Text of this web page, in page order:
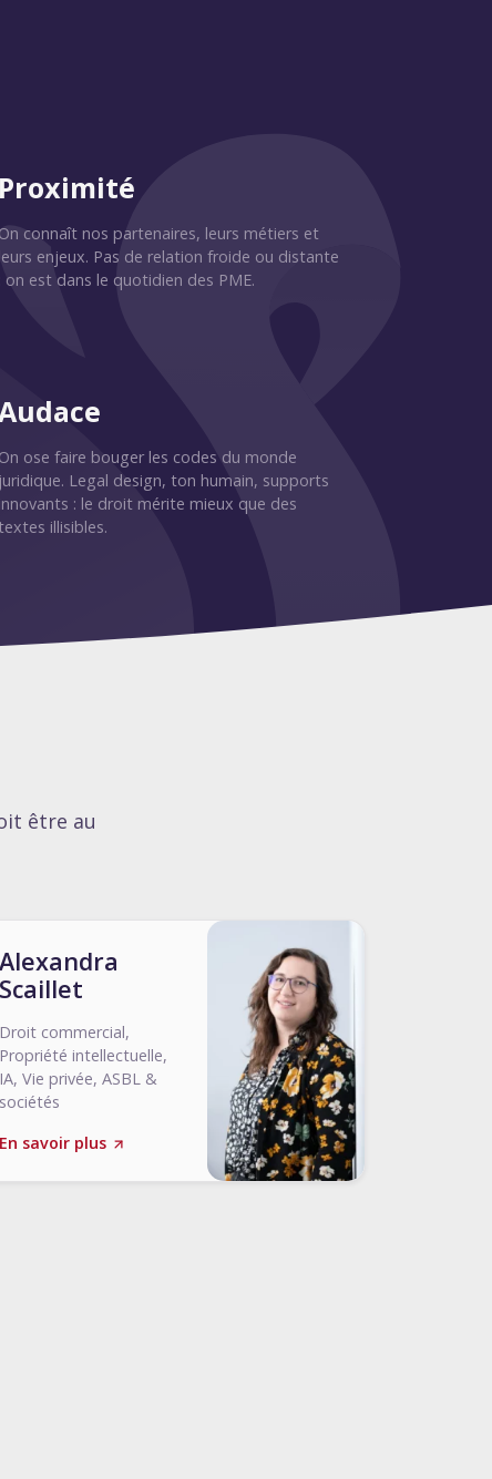
Proximité
connaît nos partenaires, leurs métiers et
leurs enjeux. Pas de relation froide ou distante
: on est dans le quotidien des PME.
On ose faire bouger les codes du monde
juridique. Legal design, ton humain, supports
innovants : le droit mérite mieux que des
textes illisibles.
être au
Alexandra
Scaillet
Droit commercial,
Propriété intellectuelle,
IA, Vie privée, ASBL &
sociétés
En savoir plus